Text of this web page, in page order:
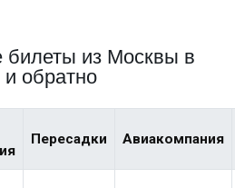
из Москвы в
обратно
Пересадки Авиакомпания